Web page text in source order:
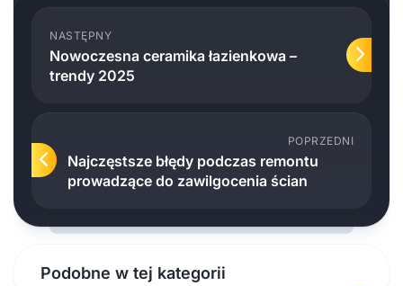
NASTĘPNY
Nowoczesna ceramika łazienkowa –
trendy 2025
POPRZEDNI
Najczęstsze błędy podczas remontu
prowadzące do zawilgocenia ścian
Podobne w tej kategorii